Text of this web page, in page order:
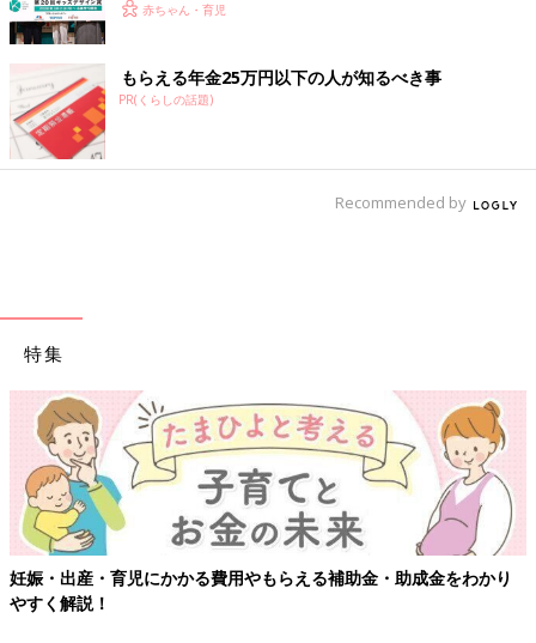
赤ちゃん・育児
もらえる年金25万円以下の人が知るべき事
PR(くらしの話題)
Recommended by
特集
妊娠・出産・育児にかかる費用やもらえる補助金・助成金をわかり
やすく解説！